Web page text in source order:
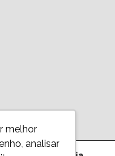
melhor
analisar